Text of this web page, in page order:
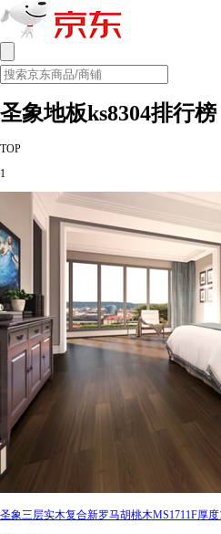
圣象地板ks8304排行榜
TOP
1
圣象三层实木复合新罗马胡桃木MS1711F厚